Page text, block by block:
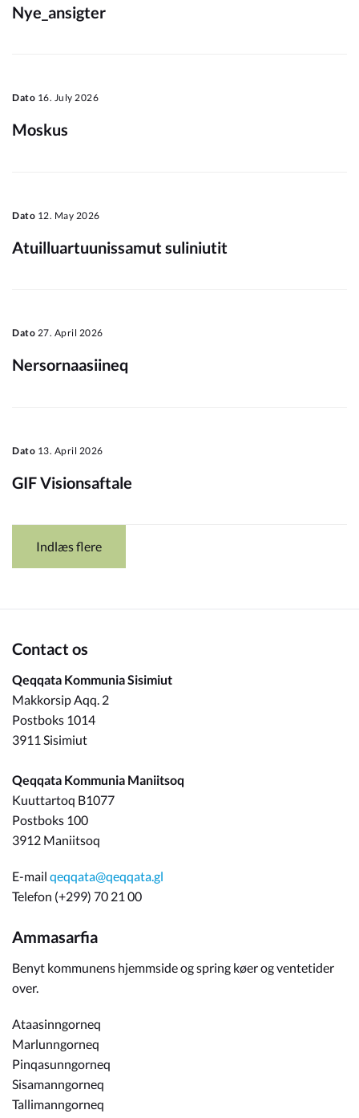
Nye_ansigter
Dato 16. July 2026
Moskus
Dato 12. May 2026
Atuilluartuunissamut suliniutit
Dato 27. April 2026
Nersornaasiineq
Dato 13. April 2026
GIF Visionsaftale
Indlæs flere
Contact os
Qeqqata Kommunia Sisimiut
Makkorsip Aqq. 2
Postboks 1014
3911 Sisimiut
Qeqqata Kommunia Maniitsoq
Kuuttartoq B1077
Postboks 100
3912 Maniitsoq
E-mail qeqqata@qeqqata.gl
Telefon (+299) 70 21 00
Ammasarfia
Benyt kommunens hjemmside og spring køer og ventetider
over.
Ataasinngorneq
Marlunngorneq
Pinqasunngorneq
Sisamanngorneq
Tallimanngorneq